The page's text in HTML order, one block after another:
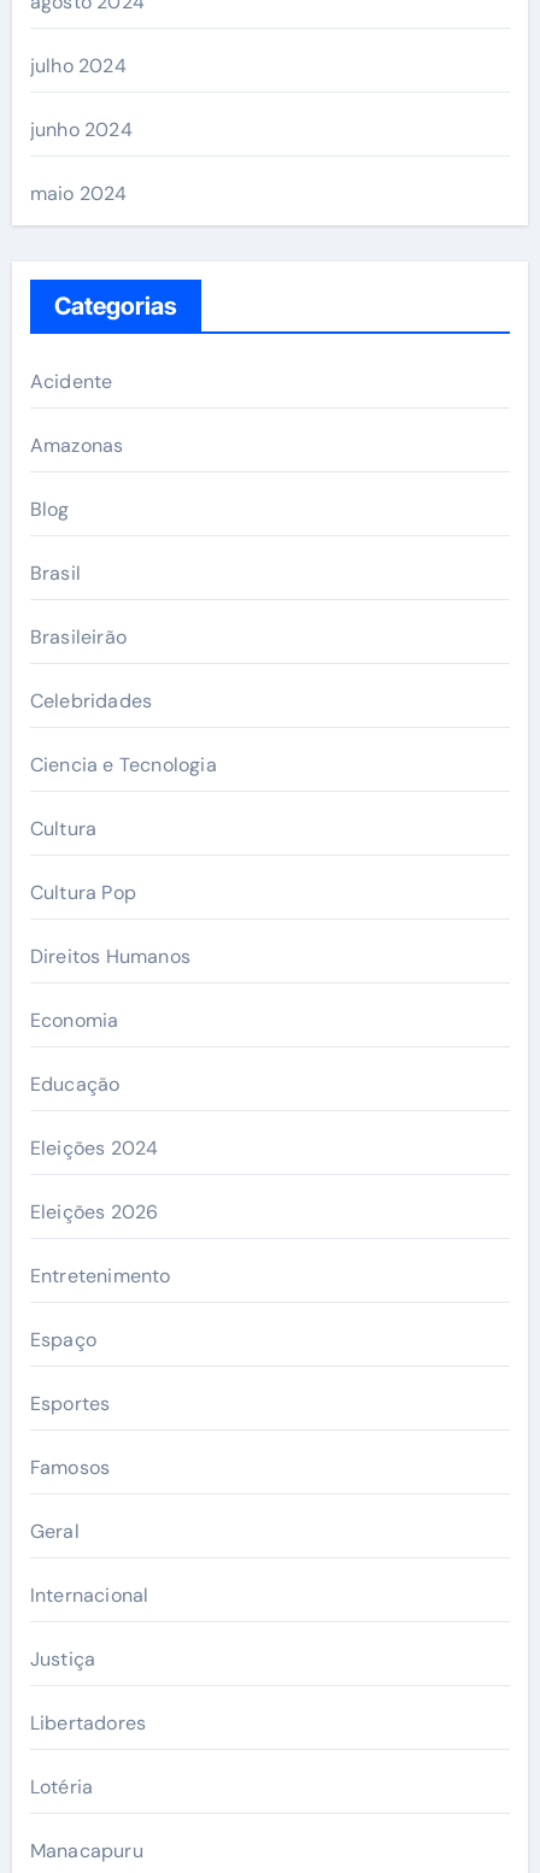
julho 2024
junho 2024
maio 2024
Categorias
Acidente
Amazonas
Blog
Brasil
Brasileirão
Celebridades
Ciencia e Tecnologia
Cultura
Cultura Pop
Direitos Humanos
Economia
Educação
Eleições 2024
Eleições 2026
Entretenimento
Espaço
Esportes
Famosos
Geral
Internacional
Justiça
Libertadores
Lotéria
Manacapuru